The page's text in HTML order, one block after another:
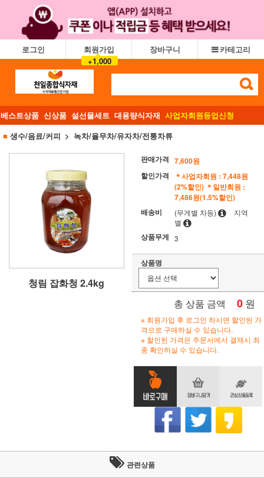
로그인
회원가입
+1,000
장바구니 카테고리
베스트상품 신상품 설선물세트 대용량식자재 사업자회원등업신청
■ 생수/음료/커피 녹차/율무차/유자차/전통차류
청림 잡화청 2.4kg
판매가격 7,600원
할인가격
＊사업자회원 : 7,448원
(2%할인) ＊일반회원 :
7,486원(1.5%할인)
배송비
(무게별 차등)
지역
별
상품무게 3
상품명
총 상품 금액 0 원
※ 회원가입 후 로그인 하시면 할인된 가
격으로 구매하실 수 있습니다.
※ 할인된 가격은 주문서에서 결제시 최
종 확인하실 수 있습니다.
관련상품